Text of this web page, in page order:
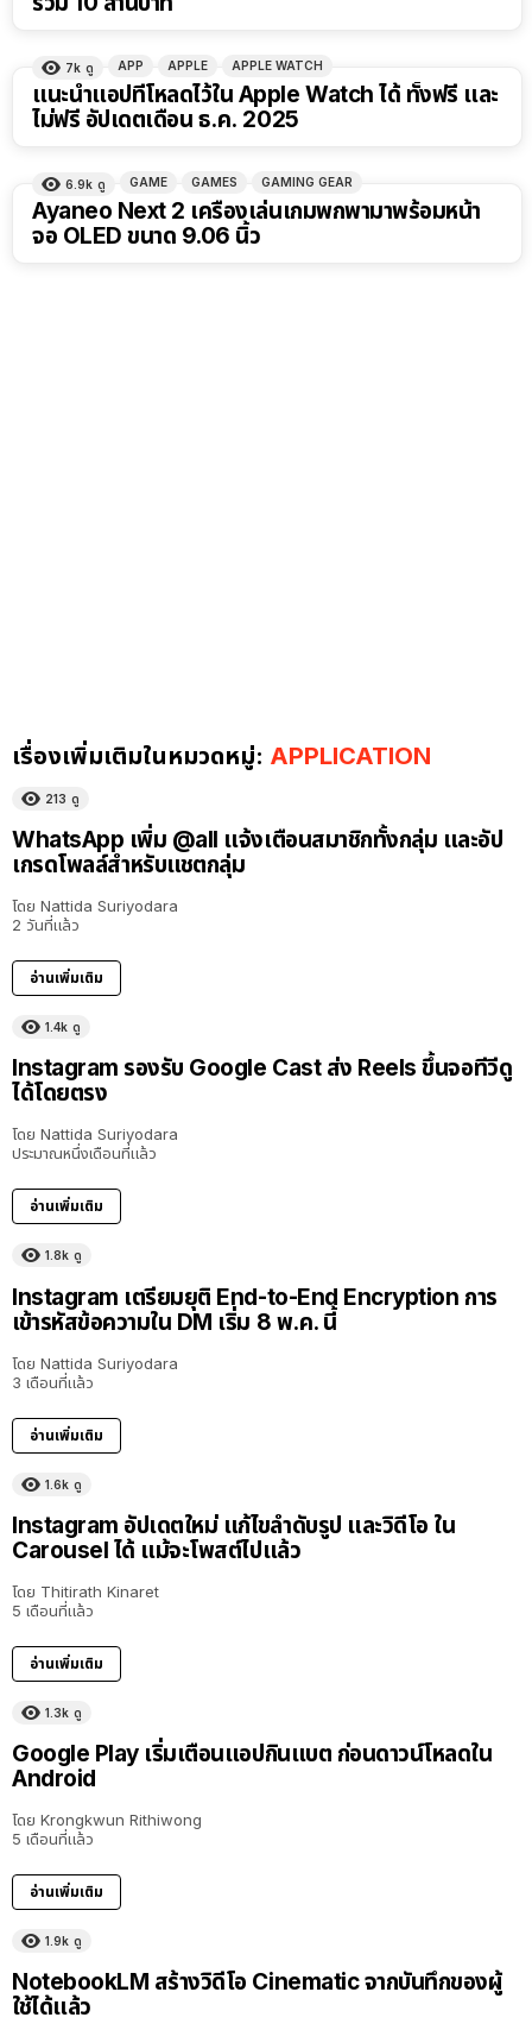
7k ดู APP APPLE APPLE WATCH
แนะนำแอปที่โหลดไว้ใน Apple Watch ได้ ทั้งฟรี และ
ไม่ฟรี อัปเดตเดือน ธ.ค. 2025
6.9k ดู GAME GAMES GAMING GEAR
Ayaneo Next 2 เครื่องเล่นเกมพกพามาพร้อมหน้า
จอ OLED ขนาด 9.06 นิ้ว
เรื่องเพิ่มเติมในหมวดหมู่: APPLICATION
213 ดู
WhatsApp เพิ่ม @all แจ้งเตือนสมาชิกทั้งกลุ่ม และอัป
เกรดโพลล์สำหรับแชตกลุ่ม
โดย Nattida Suriyodara
2 วันที่แล้ว
อ่านเพิ่มเติม
1.4k ดู
Instagram รองรับ Google Cast ส่ง Reels ขึ้นจอทีวีดู
ได้โดยตรง
โดย Nattida Suriyodara
ประมาณหนึ่งเดือนที่แล้ว
อ่านเพิ่มเติม
1.8k ดู
Instagram เตรียมยุติ End-to-End Encryption การ
เข้ารหัสข้อความใน DM เริ่ม 8 พ.ค. นี้
โดย Nattida Suriyodara
3 เดือนที่แล้ว
อ่านเพิ่มเติม
1.6k ดู
Instagram อัปเดตใหม่ แก้ไขลำดับรูป และวิดีโอ ใน
Carousel ได้ แม้จะโพสต์ไปแล้ว
โดย Thitirath Kinaret
5 เดือนที่แล้ว
อ่านเพิ่มเติม
1.3k ดู
Google Play เริ่มเตือนแอปกินแบต ก่อนดาวน์โหลดใน
Android
โดย Krongkwun Rithiwong
5 เดือนที่แล้ว
อ่านเพิ่มเติม
1.9k ดู
NotebookLM สร้างวิดีโอ Cinematic จากบันทึกของผู้
ใช้ได้แล้ว